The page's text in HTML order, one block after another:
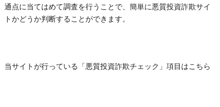
通点に当てはめて調査を行うことで、簡単に悪質投資詐欺サイ
トかどうか判断することができます。
当サイトが行っている「悪質投資詐欺チェック」項目はこちら